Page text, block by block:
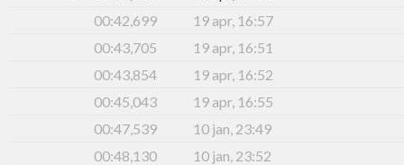
00:42,699
19 apr, 16:57
00:43,705
19 apr, 16:51
00:43,854
19 apr, 16:52
00:45,043
19 apr, 16:55
00:47,539
10 jan, 23:49
00:48,130
10 jan, 23:52